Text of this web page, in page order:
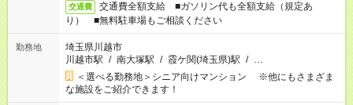
交通費
交通費全額支給 ■ガソリン代も全額支給（規定あ
り） ■無料駐車場もご相談ください
勤務地
埼玉県川越市
川越市駅 / 南大塚駅 / 霞ケ関(埼玉県)駅 / …
＜選べる勤務地＞シニア向けマンション ※他にもさまざま
な施設をご紹介できます！